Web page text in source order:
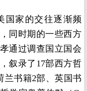
国家的交往逐渐频
同时期的一些西方
通过调查国立国会
叙录了17部西方哲
兰书籍2部、英国书